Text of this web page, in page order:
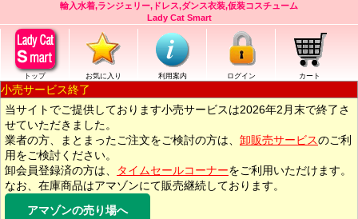
輸入水着,ランジェリー,ドレス,ダンス衣装,仮装コスチューム
Lady Cat Smart
トップ お気に入り 利用案内 ログイン カート
小売サービス終了
当サイトでご提供しております小売サービスは2026年2月末で終了さ
せていただきました。
業者の方、まとまったご注文をご検討の方は、 卸販売サービスのご利
用をご検討ください。
卸会員登録済の方は、
タイムセールコーナーをご利用いただけます。
なお、在庫商品はアマゾンにて販売継続しております。
アマゾンの売り場へ